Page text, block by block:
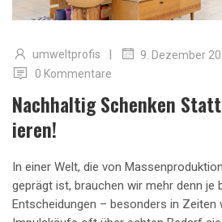
umweltprofis | 9. Dezember
0 Kommentare
Nachhaltig Schenken
Ieren!
In einer Welt, die von
geprägt ist, brauchen wir mehr denn je
Entscheidungen – besonders in Zeiten